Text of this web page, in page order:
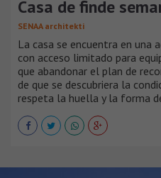
Casa de finde
SENAA architekti
La casa se encuentra en una
con acceso limitado para
que abandonar el plan de
de que se descubriera la
respeta la huella y la forma